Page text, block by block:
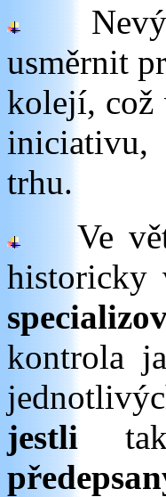
usměrnit
kolejí, což
iniciativu,
trhu.
Ve
historicky
kontrola
jestli